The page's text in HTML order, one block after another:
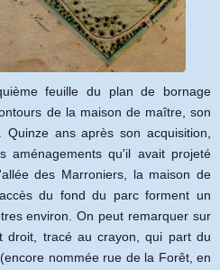
feuille du plan de bornage
de la maison de maître, son
ans après son acquisition,
aménagements qu'il avait projeté
des Marroniers, la maison de
du fond du parc forment un
environ. On peut remarquer sur
droit, tracé au crayon, qui part du
nommée rue de la Forêt, en